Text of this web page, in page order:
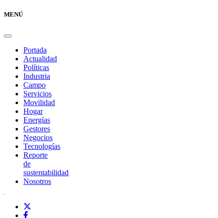
MENÚ
Portada
Actualidad
Políticas
Industria
Campo
Servicios
Movilidad
Hogar
Energías
Gestores
Negocios
Tecnologías
Reporte
de
sustentabilidad
Nosotros